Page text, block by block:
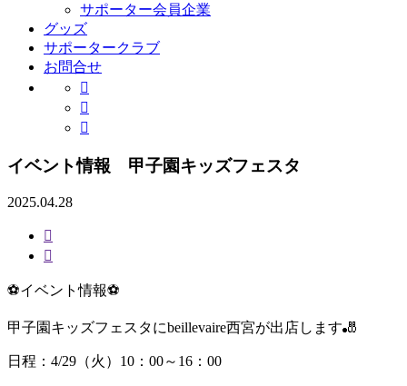
サポーター会員企業
グッズ
サポータークラブ
お問合せ
イベント情報 甲子園キッズフェスタ
2025.04.28
⚽イベント情報⚽
甲子園キッズフェスタにbeillevaire西宮が出店します🎳
日程：4/29（火）10：00～16：00